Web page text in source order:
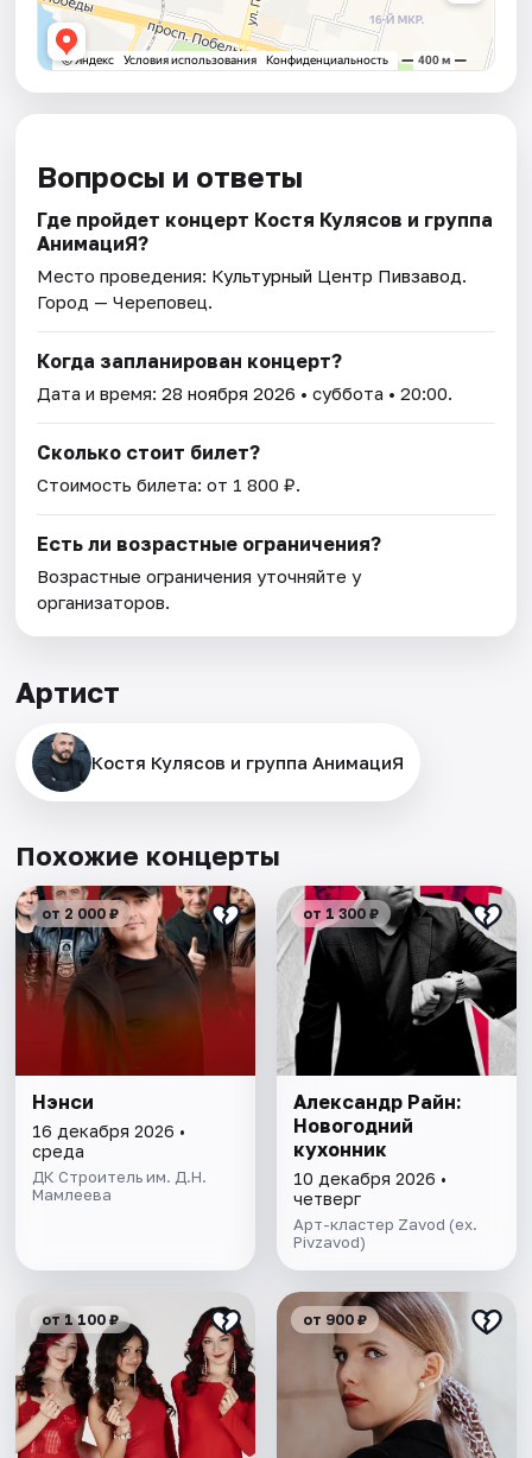
Вопросы и ответы
Где пройдет концерт Костя Кулясов и группа
АнимациЯ?
Место проведения: Культурный Центр Пивзавод.
Город — Череповец.
Когда запланирован концерт?
Дата и время:28 ноября 2026 • суббота • 20:00.
Сколько стоит билет?
Стоимость билета: от 1 800 ₽.
Есть ли возрастные ограничения?
Возрастные ограничения уточняйте у
организаторов.
Артист
Костя Кулясов и группа АнимациЯ
Похожие концерты
от 2 000 ₽
Нэнси
16 декабря 2026 •
среда
ДК Строитель им. Д.Н.
Мамлеева
от 1 300 ₽
Александр Райн:
Новогодний
кухонник
10 декабря 2026 •
четверг
Арт-кластер Zavod (ex.
Pivzavod)
от 1 100 ₽ от 900 ₽